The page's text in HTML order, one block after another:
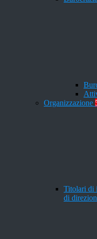
Organizzazione
Titolari di
di